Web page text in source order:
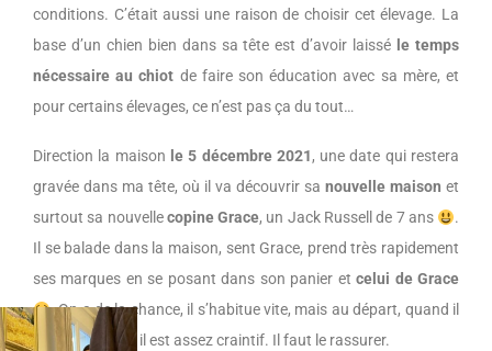
conditions. C’était aussi une raison de choisir cet élevage. La
base d’un chien bien dans sa tête est d’avoir laissé le temps
nécessaire au chiot de faire son éducation avec sa mère, et
pour certains élevages, ce n’est pas ça du tout…
Direction la maison le 5 décembre 2021, une date qui restera
gravée dans ma tête, où il va découvrir sa nouvelle maison et
surtout sa nouvellecopine Grace, un Jack Russell de 7 ans
.
Il se balade dans la maison, sent Grace, prend très rapidement
ses marques en se posant dans son panier etcelui de Grace
. On a de la chance, il s’habitue vite, mais au départ, quand il
ne connaît pas, il est assez craintif. Il faut le rassurer.